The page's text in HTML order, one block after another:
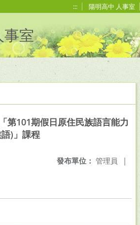
::: 陽明高中 人事室
事室
第101期假日原住民族語言能力
)」課程
發布單位： 管理員 |